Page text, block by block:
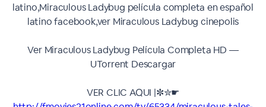
latino,Miraculous Ladybug película completa en español
latino facebook,ver Miraculous Ladybug cinepolis
Ver Miraculous Ladybug Película Completa HD —
UTorrent Descargar
VER CLIC AQUI |✼✮☛